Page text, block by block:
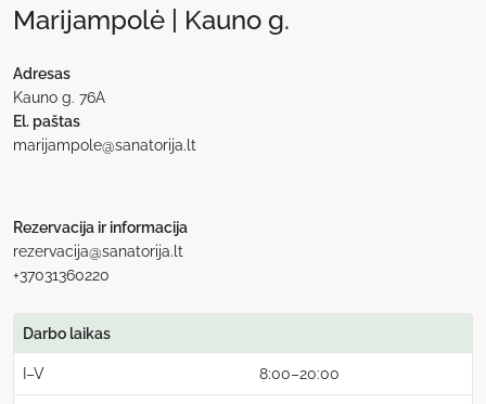
Marijampolė | Kauno g.
Adresas
Kauno g. 76A
El. paštas
marijampole@sanatorija.lt
Rezervacija ir informacija
rezervacija@sanatorija.lt
+37031360220
Darbo laikas
I–V 8:00–20:00